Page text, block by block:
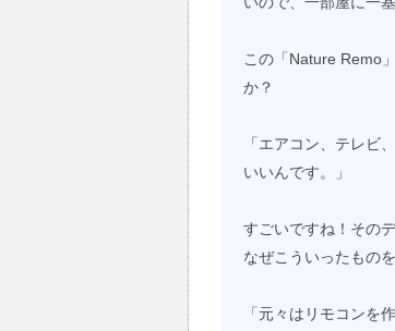
この「Nature Remo
か？
「エアコン、テレビ
いいんです。」
すごいですね！その
なぜこういったもの
「元々はリモコンを